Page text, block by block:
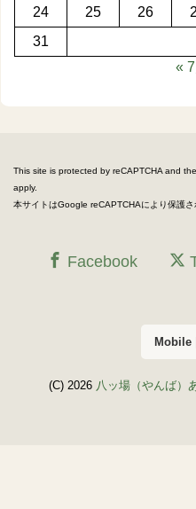
24
25 26
31
« 7
This site is protected by reCAPTCHA and
apply.
本サイトはGoogle reCAPTCHAにより保護
Facebook
Mobile|
(C) 2026 八ッ場（やんば）